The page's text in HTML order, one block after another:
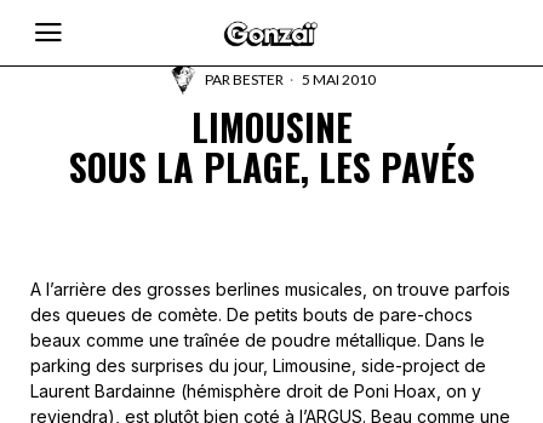
PARBESTER 5 MAI 2010
LIMOUSINE
SOUS LA PLAGE, LES PAVÉS
A l’arrière des grosses berlines musicales, on trouve parfois
des queues de comète. De petits bouts de pare-chocs
beaux comme une traînée de poudre métallique. Dans le
parking des surprises du jour, Limousine, side-project de
Laurent Bardainne (hémisphère droit de Poni Hoax, on y
reviendra), est plutôt bien coté à l’ARGUS. Beau comme une